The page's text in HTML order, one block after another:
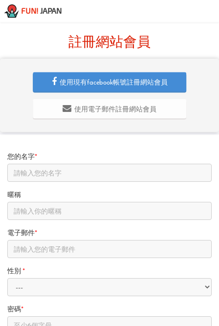
FUN! JAPAN
註冊網站會員
使用現有facebook帳號註冊網站會員
使用電子郵件註冊網站會員
您的名字*
暱稱
電子郵件*
性別 *
密碼*